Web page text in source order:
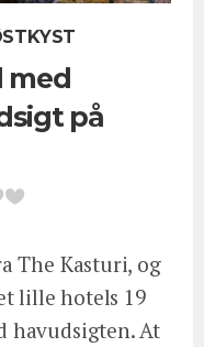
med
på
The Kasturi, og
lille hotels 19
havudsigten. At